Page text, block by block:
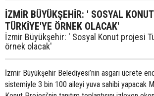
İZMİR BÜYÜKŞEHİR: ' SOSYAL
TÜRKİYE'YE ÖRNEK OLACAK'
İzmir Büyükşehir: ' Sosyal Konut projesi
örnek olacak'
İzmir Büyükşehir Belediyesi’nin asgari ücrete
sistemiyle 3 bin 100 aileyi yuva sahibi yapacak